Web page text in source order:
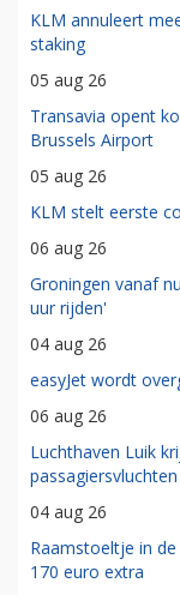
KLM annuleert
staking
05 aug 26
Transavia opent
Brussels Airport
05 aug 26
KLM stelt eerste
06 aug 26
Groningen vanaf
uur rijden'
04 aug 26
easyJet wordt
06 aug 26
Luchthaven Luik
04 aug 26
Raamstoeltje in
170 euro extra